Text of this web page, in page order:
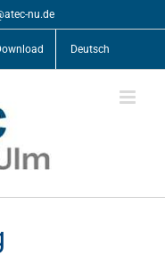
nu.de
Deutsch